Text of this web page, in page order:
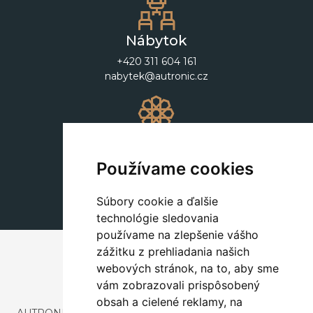
Používame cookies
Súbory cookie a ďalšie
technológie sledovania
používame na zlepšenie vášho
zážitku z prehliadania našich
webových stránok, na to, aby sme
vám zobrazovali prispôsobený
obsah a cielené reklamy, na
Nábytok
+420 311 604 161
nabytek@autronic.cz
+420 311 604 182
dekorace@autronic.cz